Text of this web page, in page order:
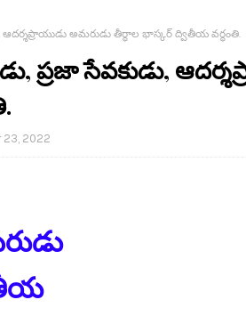
అమరుడు తీర్థాల భాస్కర్ ద్వితీయ వర్ధంతి.
ప్రజా సేవకుడు,
23, 2022